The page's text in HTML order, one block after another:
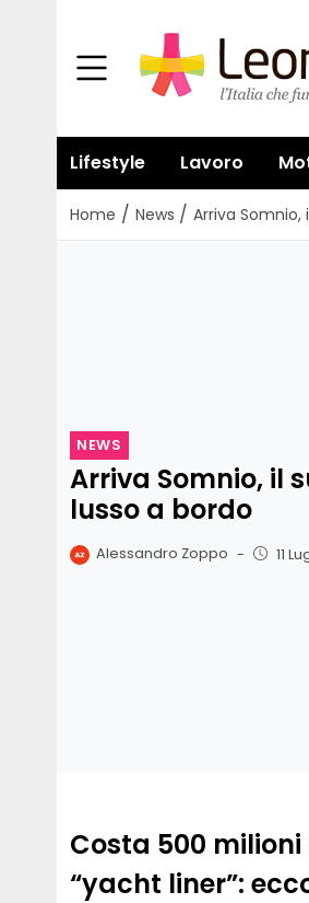
Lifestyle Lavoro
Home / News / Arriva
NEWS
Arriva Somnio, il
lusso a bordo
Alessandro Zoppo - 11
Costa 500
“yacht liner”: